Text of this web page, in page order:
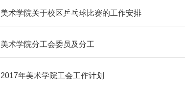
美术学院关于校区乒乓球比赛的工作安排
美术学院分工会委员及分工
2017年美术学院工会工作计划